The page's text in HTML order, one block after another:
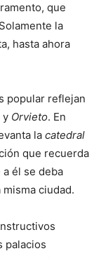
que
la
hasta ahora
popular reflejan
y Orvieto. En
la catedral
que recuerda
él se deba
misma ciudad.
palacios